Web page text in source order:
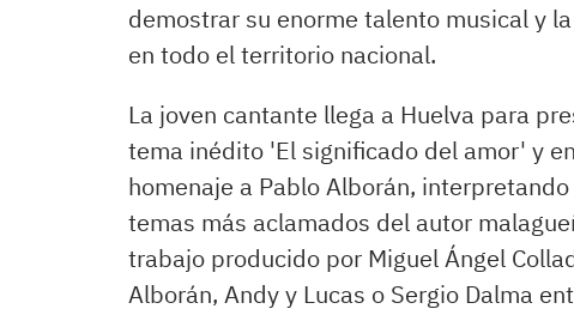
demostrar su enorme talento musical y
en todo el territorio nacional.
La joven cantante llega a Huelva para
tema inédito 'El significado del amor' y
homenaje a Pablo Alborán,
temas más aclamados del autor
trabajo producido por Miguel Ángel
Alborán, Andy y Lucas o Sergio Dalma